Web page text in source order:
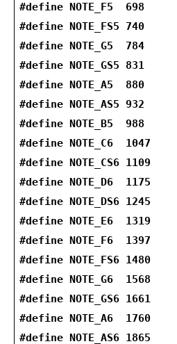
#define NOTE_F5  698
#define NOTE_FS5 740
#define NOTE_G5  784
#define NOTE_GS5 831
#define NOTE_A5  880
#define NOTE_AS5 932
#define NOTE_B5  988
#define NOTE_C6  1047
#define NOTE_CS6 1109
#define NOTE_D6  1175
#define NOTE_DS6 1245
#define NOTE_E6  1319
#define NOTE_F6  1397
#define NOTE_FS6 1480
#define NOTE_G6  1568
#define NOTE_GS6 1661
#define NOTE_A6  1760
#define NOTE_AS6 1865